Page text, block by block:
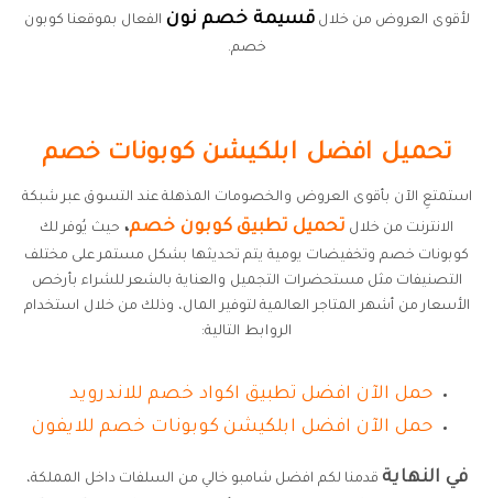
لأقوى العروض من خلالقسيمة خصم نون الفعال بموقعنا كوبون
خصم.
تحميل افضل ابلكيشن كوبونات خصم
استمتعِ الآن بأقوى العروض والخصومات المذهلة عند التسوق عبر شبكة
الانترنت من خلال تحميل تطبيق كوبون خصم، حيث يُوفر لك
كوبونات خصم وتخفيضات يومية يتم تحديثها بشكل مستمر على مختلف
التصنيفات مثل مستحضرات التجميل والعناية بالشعر للشراء بأرخص
الأسعار من أشهر المتاجر العالمية لتوفير المال، وذلك من خلال استخدام
الروابط التالية:
حمل الآن افضل تطبيق اكواد خصم للاندرويد
حمل الآن افضل ابلكيشن كوبونات خصم للايفون
في النهاية قدمنا لكم افضل شامبو خالي من السلفات داخل المملكة،